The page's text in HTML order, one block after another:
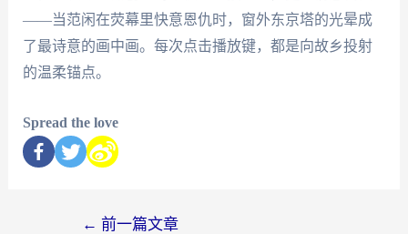
——当范闲在荧幕里快意恩仇时，窗外东京塔的光晕成
了最诗意的画中画。每次点击播放键，都是向故乡投射
的温柔锚点。
Spread the love
← 前一篇文章